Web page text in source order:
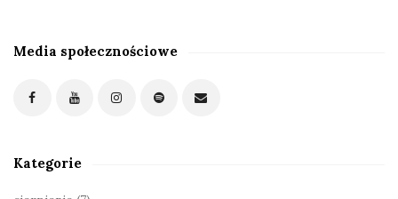
S
Media społecznościowe
Kategorie